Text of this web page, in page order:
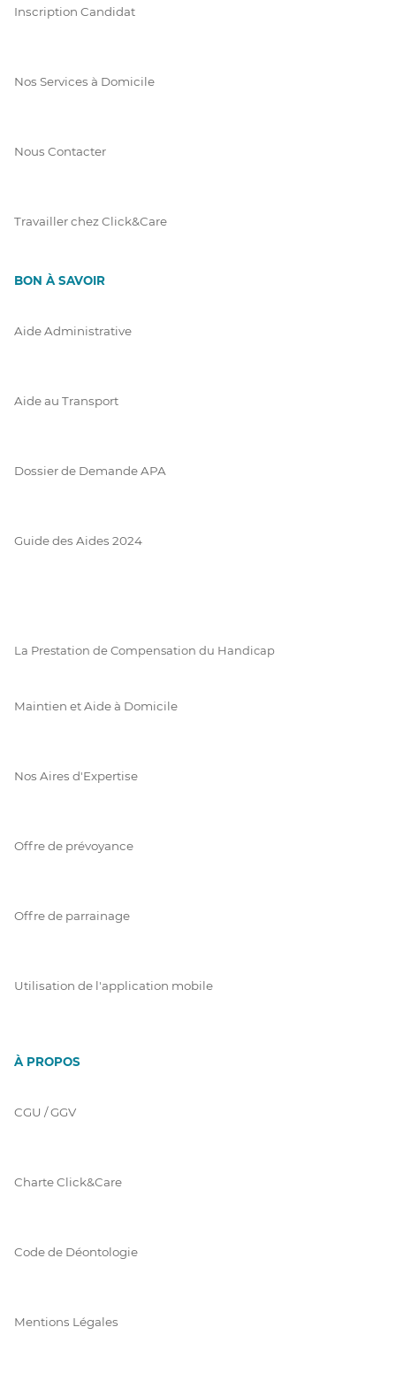
Inscription Candidat
Nos Services à Domicile
Nous Contacter
Travailler chez Click&Care
BON À SAVOIR
Aide Administrative
Aide au Transport
Dossier de Demande APA
Guide des Aides 2024
La Prestation de Compensation du Handicap
Maintien et Aide à Domicile
Nos Aires d'Expertise
Offre de prévoyance
Offre de parrainage
Utilisation de l'application mobile
À PROPOS
CGU / GGV
Charte Click&Care
Code de Déontologie
Mentions Légales